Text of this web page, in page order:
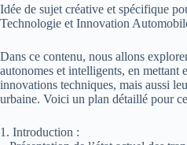
Idée de sujet créative et spécifique
Technologie et Innovation
Dans ce contenu, nous allons
autonomes et intelligents, en mettant
innovations techniques, mais aussi
urbaine. Voici un plan détaillé pour
1. Introduction :